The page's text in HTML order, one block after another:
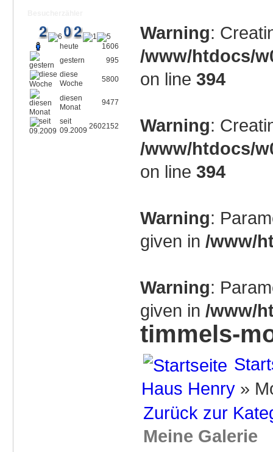
heute
1606
gestern
995
diese
Woche
5800
diesen
Monat
9477
seit
09.2009 2602152
Warning:
/www/htdocs/
on line 394
Warning:
/www/htdocs/
on line 394
Warning:
given in /www/
Warning:
given in /www/
timmels-
Haus Henry »
Zurück zur
Meine Galerie